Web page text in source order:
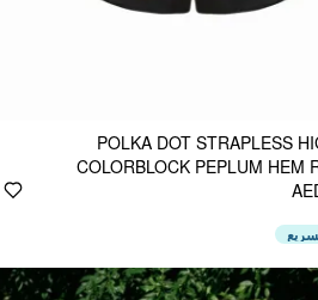
POLKA DOT STRAPLESS
COLORBLOCK PEPLUM HEM